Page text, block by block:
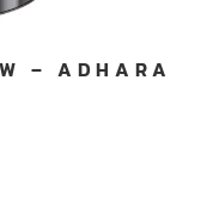
– ADHARA